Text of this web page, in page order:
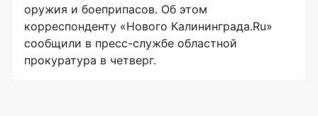
оружия и боеприпасов. Об этом
корреспонденту «Нового Калининграда.Ru»
сообщили в пресс-службе областной
прокуратура в четверг.